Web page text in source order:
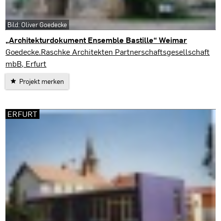
„Architekturdokument Ensemble Bastille“ Weimar
Weimar
Goedecke.Raschke Architekten Partnerschaftsgesellschaft
mbB, Erfurt
Projekt merken
Bild: Oliver Goedecke
ERFURT